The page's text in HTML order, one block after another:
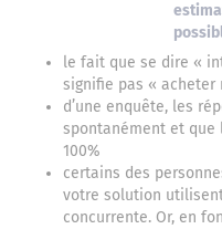
le fait que se dire «
signifie pas «
d’une enquête, les
spontanément et que
100%
certains des
votre solution
concurrente. Or, en